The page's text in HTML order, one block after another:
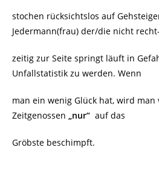
stochen rücksichtslos auf
Jedermann(frau) der/die nicht recht-
zeitig zur Seite springt läuft in
Unfallstatistik zu werden. Wenn
man ein wenig Glück hat, wird
Zeitgenossen „nur“ auf das
Gröbste beschimpft.